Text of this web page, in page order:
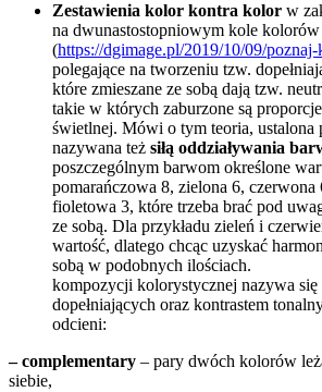
Zestawienia kolor kontra kolor w
na dwunastostopniowym kole kolorów
(https://dgimage.pl/2019/10/09/
polegające na tworzeniu tzw.
które zmieszane ze sobą dają tzw.
takie w których zaburzone są
świetlnej. Mówi o tym teoria, ustalona
nazywana też siłą oddziaływania
poszczególnym barwom określone
pomarańczowa 8, zielona 6, czerwona
fioletowa 3, które trzeba brać pod
ze sobą. Dla przykładu zieleń i
wartość, dlatego chcąc uzyskać
sobą w podobnych ilościach.
kompozycji kolorystycznej nazywa się
dopełniających oraz kontrastem
odcieni:
– complementary – pary dwóch kolorów
siebie,